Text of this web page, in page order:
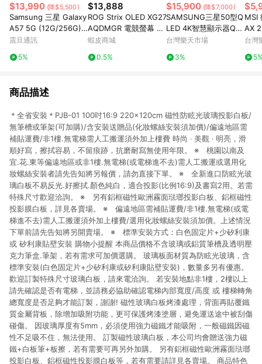
$13,990 (降$5,500)
Samsung 三星 Galaxy
A57 5G (12G/256G)
5000萬鏡頭畫素 6.7吋
震旦通訊
5%
$13,888
ROG Strix OLED XG27
AQDMGR 電競螢幕 27
吋 可旋轉 240Hz 2K
蝦皮商城
0.5%
$15,900 (降$7,000)
SAMSUNG三星50型Q
LED 4K智慧顯示器QA
50Q7FAAXXZW_含配
台灣樂天市場
3%
MSI
AX
色
台灣
商品描述
＊全省安裝＊PJB-01 100吋16:9 220×120cm 磁性防眩光玻璃投影白板/
無筆槽或筆架(可加購)/含安裝送贈品(化妝螺絲安裝須加價)/偏遠地區需
補貼運費/非1樓.無電梯需人工搬運須外加上樓費 時尚 ‧ 美觀 ‧ 明亮，滑
順好寫，擦拭容易，不留痕跡，抗磨耐寫無使用年限。 ※ 桃園以南及
宜.花.東等偏遠地區或非1樓.無電梯(或電梯進不去)需人工搬運或選用化
妝螺絲安裝者請先告知將另報價，請勿直接下單。 ※ 全新進口防眩光玻
璃白板不易反光.好擦拭.顏色純白，適合投影(比例16:9)及書寫2用。若需
特殊尺寸歡迎洽詢。 ※ 另有鋁框磁性歐洲霧面琺瑯投影白板、鋁框磁性
投影膜白板，詳見各賣場。 ※ 偏遠地區需補貼運費/非1樓.無電梯(或電
梯進不去)需人工搬運須外加上樓費/選用化妝螺絲安裝須加價。上述情況
下單前請先告知將另開賣場。 ※ 標準安裝方式：白色固定片+少矽利康
或 矽利康貼壁安裝 購物小提醒 本商品價格不含玻璃或鋁質筆槽及透明壓
克力筆盒.筆架，若有需求可加價選購。 玻璃板面材質為防眩光玻璃，含
標準安裝(白色固定片+少矽利康或矽利康貼壁安裝)，數量多另有優惠。
歡迎訂製特殊尺寸玻璃白板，請來電洽詢。 若安裝地點非1樓，2樓以上
請先確認是否有電梯，並請務必協助確認電梯內部寬度/高度 或 樓梯轉角
總寬度是否足夠才能訂製，謝謝! 磁性玻璃白板烤漆處理，背面再貼覆鐵
質金屬背板，除增加吸附功能，更可保護烤漆塗層，避免運送途中被刮傷
碰傷。 因玻璃厚度有5mm，必須使用強力磁鐵才能吸附，一般磁鐵因磁
性不足吸不住，無法使用。 訂製磁性玻璃白板，本公司均會贈送強力磁
鐵+白板筆+板擦，若有需要可再另外加購。 另有鋁框磁性歐洲霧面琺瑯
投影白板、鋁框磁性投影膜白板等，若有需要請詳見各賣場。 商品特色